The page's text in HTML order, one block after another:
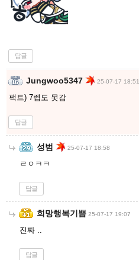
답글
Jungwoo5347 25-07-17 18:51
팩트) 7렙도 못감
답글
성범 25-07-17 18:58
ㄹㅇㅋㅋ
답글
희망행복기쁨 25-07-17 19:07
진짜 ..
답글